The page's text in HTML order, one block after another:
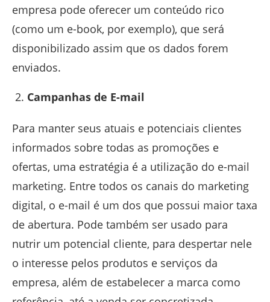
empresa pode oferecer um conteúdo rico
(como um e-book, por exemplo), que será
disponibilizado assim que os dados forem
enviados.
Campanhas de E-mail
Para manter seus atuais e potenciais clientes
informados sobre todas as promoções e
ofertas, uma estratégia é a utilização do e-mail
marketing. Entre todos os canais do marketing
digital, o e-mail é um dos que possui maior taxa
de abertura. Pode também ser usado para
nutrir um potencial cliente, para despertar nele
o interesse pelos produtos e serviços da
empresa, além de estabelecer a marca como